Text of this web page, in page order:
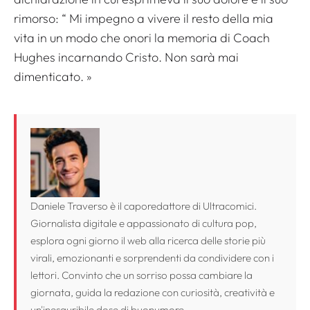
rimorso: “ Mi impegno a vivere il resto della mia
vita in un modo che onori la memoria di Coach
Hughes incarnando Cristo. Non sarà mai
dimenticato. »
Daniele Traverso è il caporedattore di Ultracomici.
Giornalista digitale e appassionato di cultura pop,
esplora ogni giorno il web alla ricerca delle storie più
virali, emozionanti e sorprendenti da condividere con i
lettori. Convinto che un sorriso possa cambiare la
giornata, guida la redazione con curiosità, creatività e